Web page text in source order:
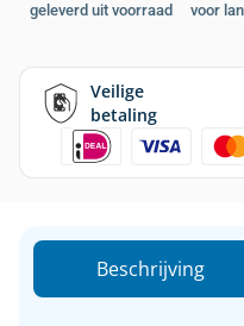
geleverd uit voorraad
voor
Veilige
betaling
Beschrijving